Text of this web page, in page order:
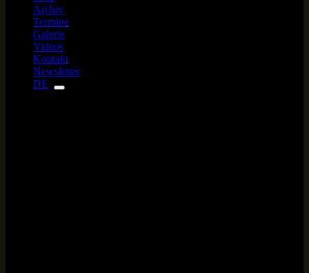
Archiv
Termine
Galerie
Videos
Kontakt
Newsletter
DE